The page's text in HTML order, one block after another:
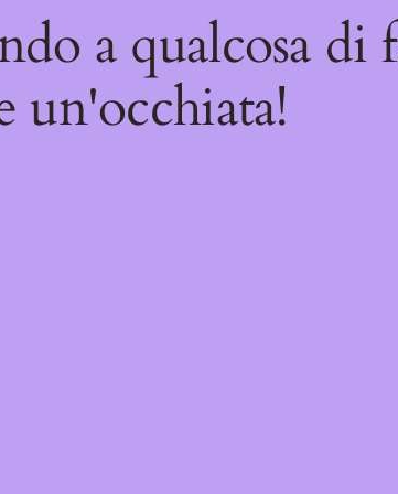
a qualcosa di
un'occhiata!